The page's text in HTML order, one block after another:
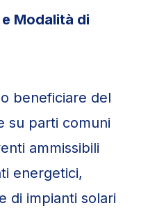
Modalità di
beneficiare del
su parti comuni
ammissibili
energetici,
di impianti solari